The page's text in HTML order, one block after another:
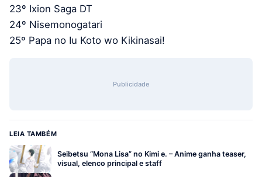
23º Ixion Saga DT
24º Nisemonogatari
25º Papa no Iu Koto wo Kikinasai!
Publicidade
LEIA TAMBÉM
Seibetsu “Mona Lisa” no Kimi e. – Anime ganha teaser,
visual, elenco principal e staff